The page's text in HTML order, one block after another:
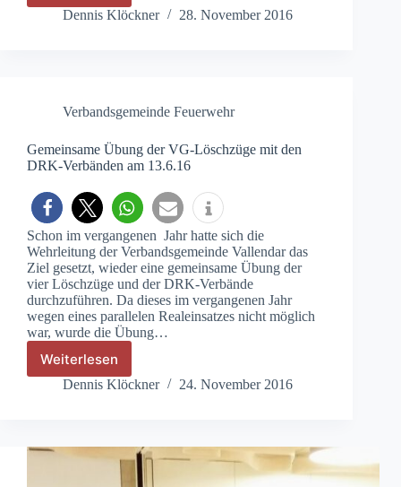
der
Dennis Klöckner 28. November 2016
Verbandsgemeinde Feuerwehr
Gemeinsame Übung der VG-Löschzüge mit den
DRK-Verbänden am 13.6.16
Schon im vergangenen Jahr hatte sich die
Wehrleitung der Verbandsgemeinde Vallendar das
Ziel gesetzt, wieder eine gemeinsame Übung der
vier Löschzüge und der DRK-Verbände
durchzuführen. Da dieses im vergangenen Jahr
wegen eines parallelen Realeinsatzes nicht möglich
war, wurde die Übung…
WeiterlesenGemeinsame
Übung
mit
Dennis Klöckner 24. November 2016